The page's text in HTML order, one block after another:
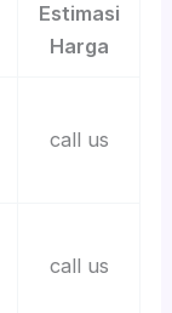
Estimasi
Harga
call us
call us